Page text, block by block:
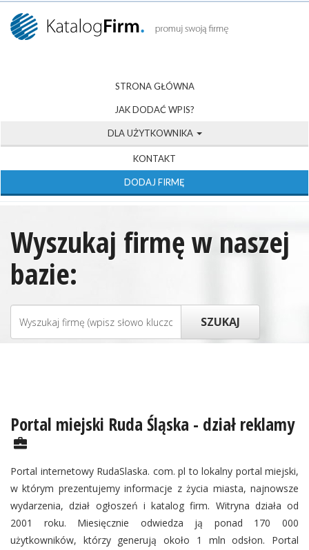
STRONA GŁÓWNA
JAK DODAĆ WPIS?
DLA UŻYTKOWNIKA
KONTAKT
DODAJ FIRMĘ
Wyszukaj firmę w naszej
bazie:
Portal miejski Ruda Śląska - dział reklamy
Portal internetowy RudaSlaska. com. pl to lokalny portal miejski,
w którym prezentujemy informacje z życia miasta, najnowsze
wydarzenia, dział ogłoszeń i katalog firm. Witryna działa od
2001 roku. Miesięcznie odwiedza ją ponad 170 000
użytkowników, którzy generują około 1 mln odsłon. Portal